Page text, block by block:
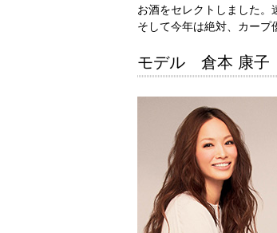
お酒をセレクトしました。
そして今年は絶対、カープ
モデル 倉本 康子